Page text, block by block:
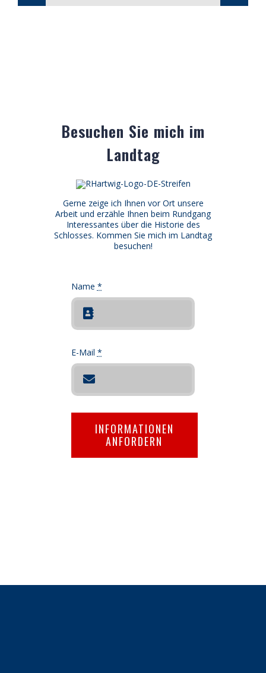
Besuchen Sie mich im
Landtag
Gerne zeige ich Ihnen vor Ort unsere
Arbeit und erzähle Ihnen beim Rundgang
Interessantes über die Historie des
Schlosses. Kommen Sie mich im Landtag
besuchen!
Name *
E-Mail *
INFORMATIONEN
ANFORDERN